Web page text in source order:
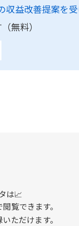
収益改善提案を受
無料）
は📈
閲覧できます。
ただけます。